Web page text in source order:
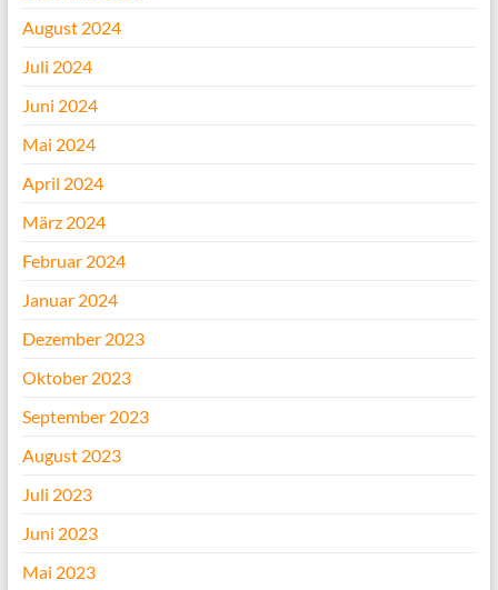
August 2024
Juli 2024
Juni 2024
Mai 2024
April 2024
März 2024
Februar 2024
Januar 2024
Dezember 2023
Oktober 2023
September 2023
August 2023
Juli 2023
Juni 2023
Mai 2023